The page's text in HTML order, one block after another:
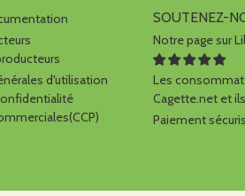
d'utilisation
SOUTENEZ-
Notre page sur
Les
Cagette.net et
Paiement